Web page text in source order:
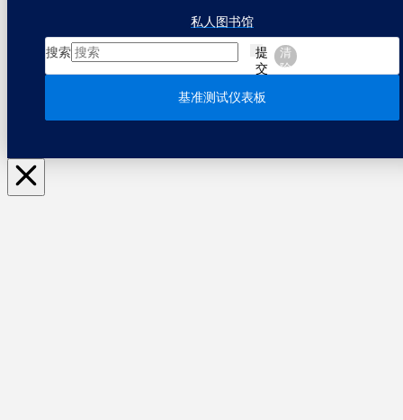
私人图书馆
搜索
提
交
清
除
基准测试仪表板